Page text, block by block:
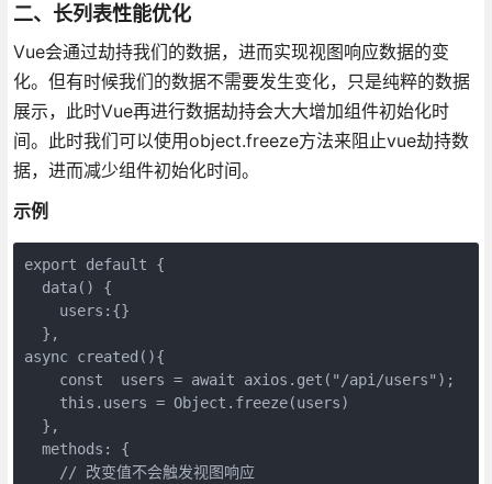
二、长列表性能优化
Vue会通过劫持我们的数据，进而实现视图响应数据的变
化。但有时候我们的数据不需要发生变化，只是纯粹的数据
展示，此时Vue再进行数据劫持会大大增加组件初始化时
间。此时我们可以使用object.freeze方法来阻止vue劫持数
据，进而减少组件初始化时间。
示例
export default {
  data() {
    users:{}
  },
async created(){
    const  users = await axios.get("/api/users");
    this.users = Object.freeze(users)
  },
  methods: {
    // 改变值不会触发视图响应